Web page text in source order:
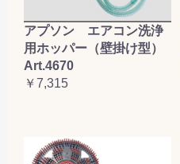
アプソン エアコン洗浄
用ホッパー（壁掛け型）
Art.4670
￥7,315